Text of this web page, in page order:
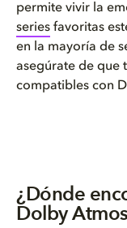
permite vivir la
series favoritas
en la mayoría de
asegúrate de que
compatibles con
¿Dónde
Dolby